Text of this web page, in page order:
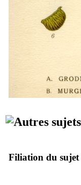
Filiation du sujet